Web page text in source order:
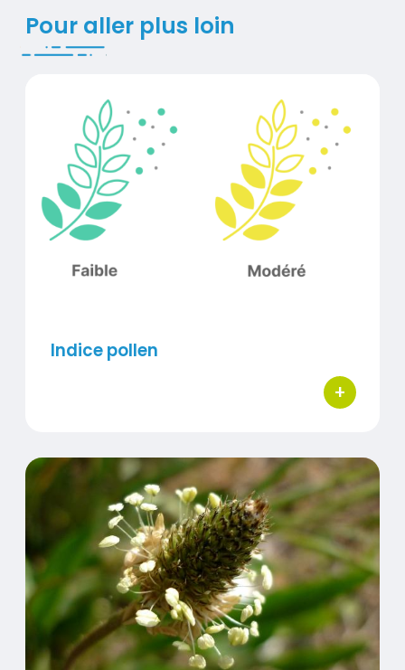
Titre
Pour aller plus loin
Visuel
Indice pollen
+
bouton
Visuel